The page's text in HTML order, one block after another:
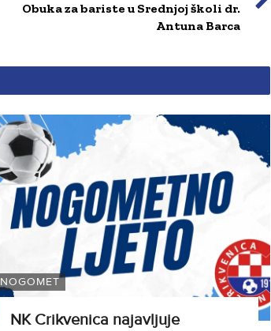
Obuka za bariste u Srednjoj školi dr.
Antuna Barca
NOGOMET
NK Crikvenica najavljuje